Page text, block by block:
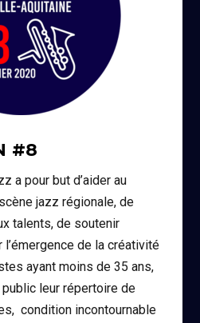
#8
a pour but d’aider au
jazz régionale, de
talents, de soutenir
l’émergence de la créativité
ayant moins de 35 ans,
leur répertoire de
condition incontournable